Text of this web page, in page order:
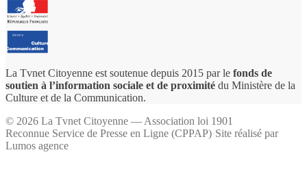
La Tvnet Citoyenne est soutenue depuis 2015 par le fonds de
soutien à l’information sociale et de proximité du Ministère de la
Culture et de la Communication.
© 2026 La Tvnet Citoyenne — Association loi 1901
Reconnue Service de Presse en Ligne (CPPAP)·Site réalisé par
Lumos agence